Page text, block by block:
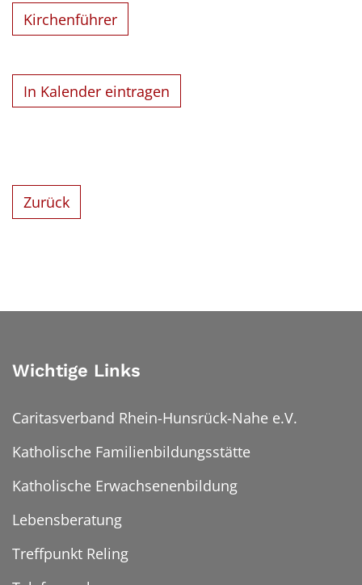
Kirchenführer
In Kalender eintragen
Zurück
Wichtige Links
Caritasverband Rhein-Hunsrück-Nahe e.V.
Katholische Familienbildungsstätte
Katholische Erwachsenenbildung
Lebensberatung
Treffpunkt Reling